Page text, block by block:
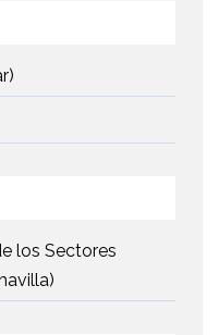
los Sectores